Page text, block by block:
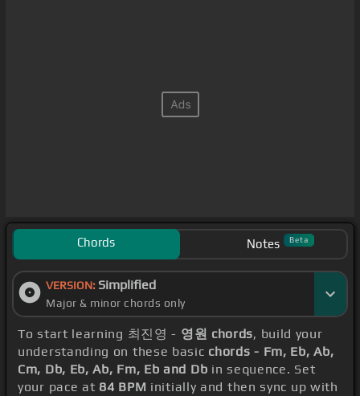
Chords Notes Beta
VERSION: Simplified
Major & minor chords only
To start learning 최진영 - 영원 chords, build your
understanding on these basic chords - Fm, Eb, Ab,
Cm, Db, Eb, Ab, Fm, Eb and Db in sequence. Set
your pace at 84 BPM initially and then sync up with